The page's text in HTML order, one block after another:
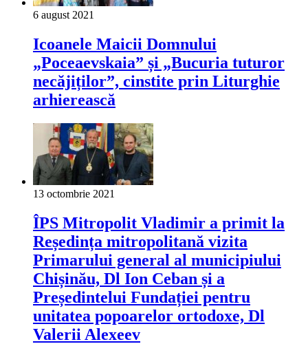
6 august 2021
Icoanele Maicii Domnului
„Poceaevskaia” și „Bucuria tuturor
necăjiților”, cinstite prin Liturghie
arhierească
13 octombrie 2021
ÎPS Mitropolit Vladimir a primit la
Reședința mitropolitană vizita
Primarului general al municipiului
Chișinău, Dl Ion Ceban și a
Președintelui Fundației pentru
unitatea popoarelor ortodoxe, Dl
Valerii Alexeev